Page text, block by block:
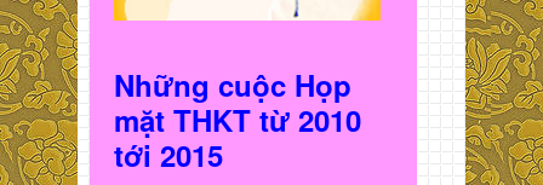
Những cuộc Họp
mặt THKT từ 2010
tới 2015